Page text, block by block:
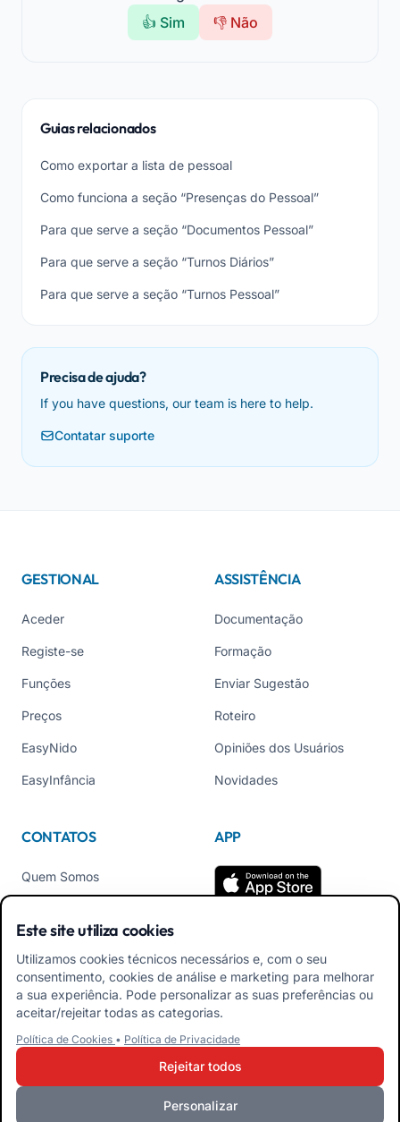
👍 Sim
👎 Não
Guias relacionados
Como exportar a lista de pessoal
Como funciona a seção “Presenças do Pessoal”
Para que serve a seção “Documentos Pessoal”
Para que serve a seção “Turnos Diários”
Para que serve a seção “Turnos Pessoal”
Precisa de ajuda?
If you have questions, our team is here to help.
Contatar suporte
GESTIONAL
Aceder
Registe-se
Funções
Preços
EasyNido
EasyInfância
ASSISTÊNCIA
Documentação
Formação
Enviar Sugestão
Roteiro
Opiniões dos Usuários
Novidades
CONTATOS
Quem Somos
Tel +39 02 84152514
APP
Baixe o APK do App para
Baixar APK App
Educadores
Este site utiliza cookies
Utilizamos cookies técnicos necessários e, com o seu
consentimento, cookies de análise e marketing para melhorar
a sua experiência. Pode personalizar as suas preferências ou
aceitar/rejeitar todas as categorias.
Política de Cookies • Política de Privacidade
Rejeitar todos
Personalizar